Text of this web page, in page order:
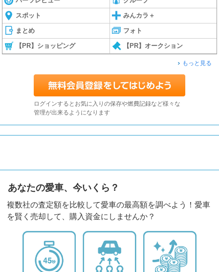
スポット みんカラ＋
まとめ フォト
【PR】ショッピング 【PR】オークション
もっと見る
ログインするとお気に入りの保存や燃費記録など様々な
管理が出来るようになります
あなたの愛車、今いくら？
複数社の査定額を比較して愛車の最高額を調べよう！愛車
を賢く売却して、購入資金にしませんか？